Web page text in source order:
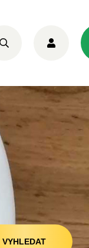
VYHLEDAT